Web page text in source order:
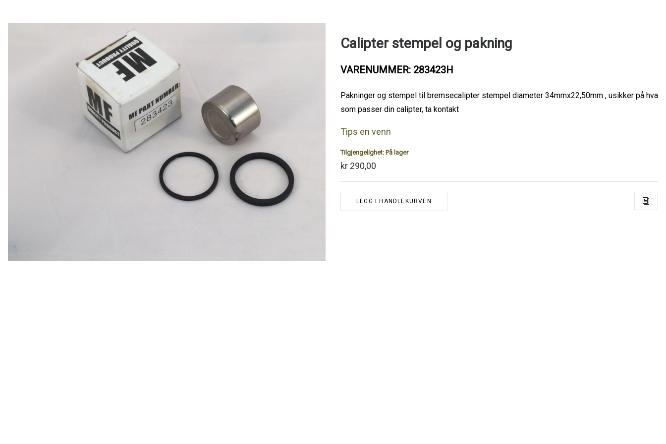
Calipter stempel og pakning
VARENUMMER: 283423H
Pakninger og stempel til bremsecalipter stempel diameter 34mmx22,50mm , usikker på hva
som passer din calipter, ta kontakt
Tips en venn
Tilgjengelighet: På lager
kr 290,00
LEGG I HANDLEKURVEN